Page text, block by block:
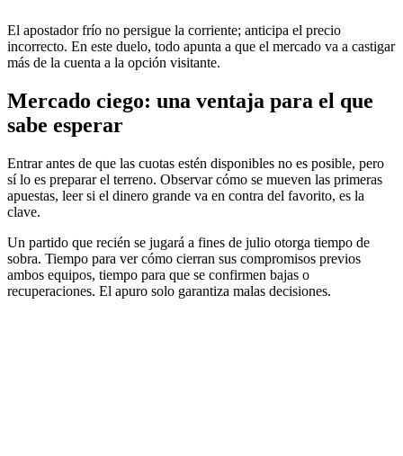
El apostador frío no persigue la corriente; anticipa el precio
incorrecto. En este duelo, todo apunta a que el mercado va a castigar
más de la cuenta a la opción visitante.
Mercado ciego: una ventaja para el que
sabe esperar
Entrar antes de que las cuotas estén disponibles no es posible, pero
sí lo es preparar el terreno. Observar cómo se mueven las primeras
apuestas, leer si el dinero grande va en contra del favorito, es la
clave.
Un partido que recién se jugará a fines de julio otorga tiempo de
sobra. Tiempo para ver cómo cierran sus compromisos previos
ambos equipos, tiempo para que se confirmen bajas o
recuperaciones. El apuro solo garantiza malas decisiones.